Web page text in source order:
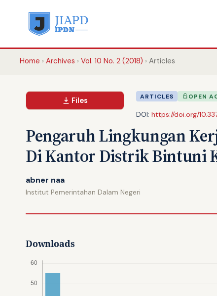
Home Archives Vol. 10 No. 2 (2018) Articles
Files ARTICLES OPEN
DOI: https://doi.org/
Pengaruh Lingkungan
Di Kantor Distrik Bintuni
abner naa
Institut Pemerintahan Dalam Negeri
Downloads